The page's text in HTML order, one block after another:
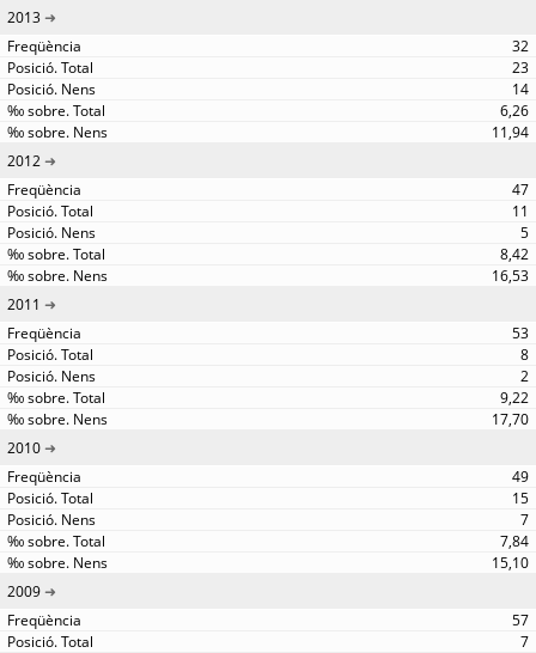
2013
32
23
14
6,26
11,94
2012
47
11
5
8,42
16,53
2011
53
8
2
9,22
17,70
2010
49
15
7
7,84
15,10
2009
57
7